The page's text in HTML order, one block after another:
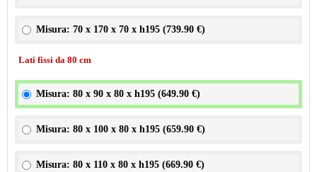
Misura: 70 x 170 x 70 x h195 (739.90 €)
Lati fissi da 80 cm
Misura: 80 x 90 x 80 x h195 (649.90 €)
Misura: 80 x 100 x 80 x h195 (659.90 €)
Misura: 80 x 110 x 80 x h195 (669.90 €)